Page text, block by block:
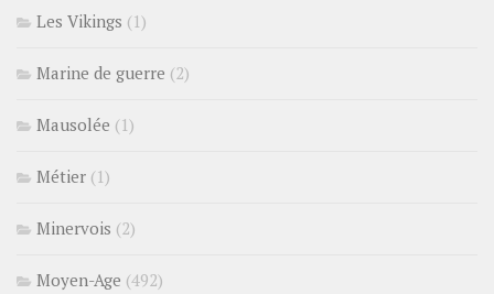
Les Vikings (1)
Marine de guerre (2)
Mausolée (1)
Métier (1)
Minervois (2)
Moyen-Age (492)